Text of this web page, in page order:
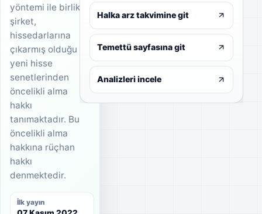
yöntemi ile birlikte
şirket,
hissedarlarına
çıkarmış olduğu
yeni hisse
senetlerinden
öncelikli alma
hakkı
tanımaktadır. Bu
öncelikli alma
hakkına rüçhan
hakkı
denmektedir.
İlk yayın
Halka arz takvimine git
Temettü sayfasına git
Analizleri incele